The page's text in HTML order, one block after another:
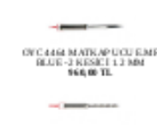
OYC 4464 MATKAP UCU E.MR
960,00 TL
OYC 4463 MATKAP UCU E.MR.